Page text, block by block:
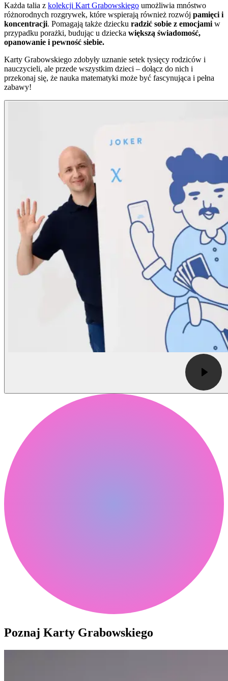
Każda talia z kolekcji Kart Grabowskiego umożliwia mnóstwo
różnorodnych rozgrywek, które wspierają również rozwój pamięci i
koncentracji. Pomagają także dziecku radzić sobie z emocjami w
przypadku porażki, budując u dziecka większą świadomość,
opanowanie i pewność siebie.
Karty Grabowskiego zdobyły uznanie setek tysięcy rodziców i
nauczycieli, ale przede wszystkim dzieci – dołącz do nich i
przekonaj się, że nauka matematyki może być fascynująca i pełna
zabawy!
Poznaj Karty Grabowskiego